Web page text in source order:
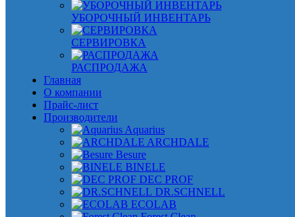
УБОРОЧНЫЙ ИНВЕНТАРЬ
СЕРВИРОВКА
РАСПРОДАЖА
Главная
О компании
Прайс-лист
Производители
Aquarius
ARCHDALE
Besure
BINELE
DEC PROF
DR.SCHNELL
ECOLAB